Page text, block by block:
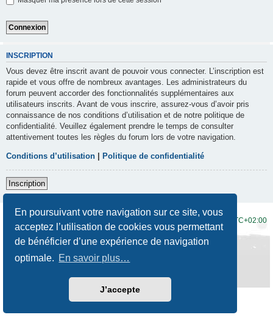
En poursuivant votre navigation sur ce site, vous
acceptez l’utilisation de cookies vous permettant
de bénéficier d’une expérience de navigation
optimale. En savoir plus…
J’accepte
INSCRIPTION
Vous devez être inscrit avant de pouvoir vous connecter. L’inscription est
rapide et vous offre de nombreux avantages. Les administrateurs du
forum peuvent accorder des fonctionnalités supplémentaires aux
utilisateurs inscrits. Avant de vous inscrire, assurez-vous d’avoir pris
connaissance de nos conditions d’utilisation et de notre politique de
confidentialité. Veuillez également prendre le temps de consulter
attentivement toutes les règles du forum lors de votre navigation.
Conditions d’utilisation Politique de confidentialité
Inscription
UTC+02:00
Développé par phpBB® Forum Software © phpBB Limited
Traduction française officielle
Prosilver New Edition
Confidentialité|Conditions